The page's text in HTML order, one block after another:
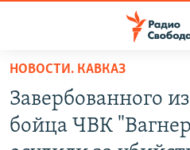
упрощенного
доступа
Вернуться
ПРОГРАММЫ
ПОДКАСТЫ
АВТОРСКИЕ ПРОЕКТЫ
НОВОСТИ. КАВКАЗ
Завербованного
бойца ЧВК